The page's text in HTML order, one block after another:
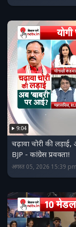
9:04
चढ़ावा चोरी की
BJP - कांग्रेस प्रवक्ता!
अगस्त 05, 2026 15:39